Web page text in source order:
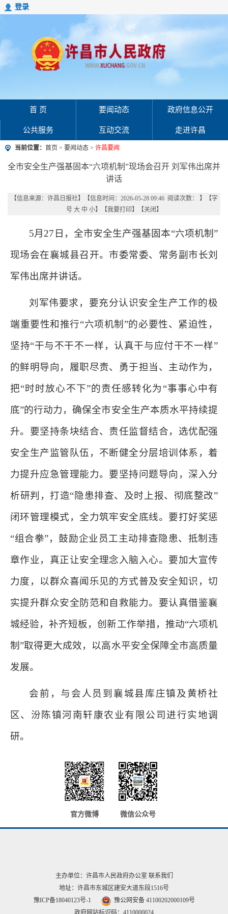
登录
首 页 要闻动态 政府信息公开
公共服务 互动交流 走进许昌
当前位置： 首页 > 要闻动态 > 许昌要闻
全市安全生产强基固本“六项机制”现场会召开 刘军伟出席并
讲话
【信息来源： 许昌日报社】 【信息时间：2026-05-28 09:46 阅读次数：
】【字
号 大 中 小】【我要打印】【关闭 】
5月27日，全市安全生产强基固本“六项机制”
现场会在襄城县召开。市委常委、常务副市长刘
军伟出席并讲话。
刘军伟要求，要充分认识安全生产工作的极
端重要性和推行“六项机制”的必要性、紧迫性，
坚持“干与不干不一样，认真干与应付干不一样”
的鲜明导向，履职尽责、勇于担当、主动作为，
把“时时放心不下”的责任感转化为“事事心中有
底”的行动力，确保全市安全生产本质水平持续提
升。要坚持条块结合、责任监督结合，选优配强
安全生产监管队伍，不断健全分层培训体系，着
力提升应急管理能力。要坚持问题导向，深入分
析研判，打造“隐患排查、及时上报、彻底整改”
闭环管理模式，全力筑牢安全底线。要打好奖惩
“组合拳”，鼓励企业员工主动排查隐患、抵制违
章作业，真正让安全理念入脑入心。要加大宣传
力度，以群众喜闻乐见的方式普及安全知识，切
实提升群众安全防范和自救能力。要认真借鉴襄
城经验，补齐短板，创新工作举措，推动“六项机
制”取得更大成效，以高水平安全保障全市高质量
发展。
会前，与会人员到襄城县库庄镇及黄桥社
区、汾陈镇河南轩康农业有限公司进行实地调
研。
官方微博 微信公众号
主办单位：许昌市人民政府办公室 联系我们
地址：许昌市东城区建安大道东段1516号
豫ICP备18040123号-1
豫公网安备 41100202000109号
政府网站标识码：4110000024